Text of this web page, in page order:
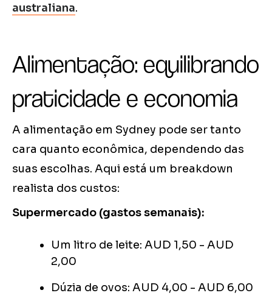
australiana.
Alimentação: equilibrando
praticidade e economia
A alimentação em Sydney pode ser tanto
cara quanto econômica, dependendo das
suas escolhas. Aqui está um breakdown
realista dos custos:
Supermercado (gastos semanais):
Um litro de leite: AUD 1,50 - AUD
2,00
Dúzia de ovos: AUD 4,00 - AUD 6,00